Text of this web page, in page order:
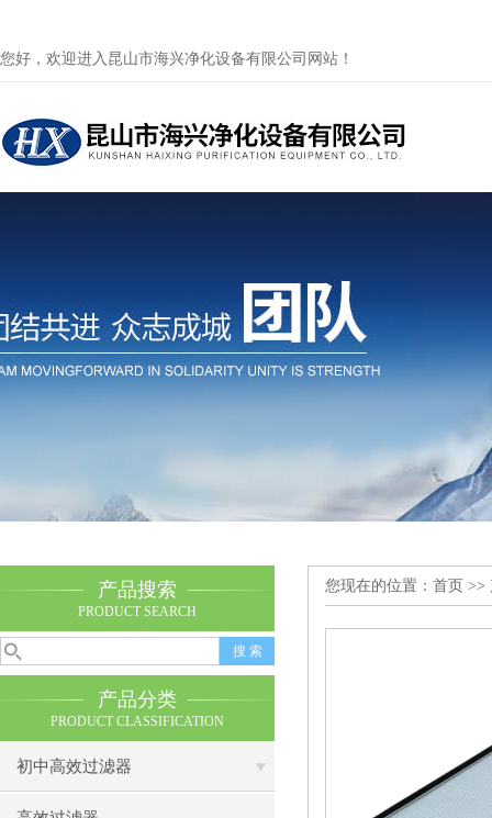
您好，欢迎进入昆山市海兴净化设备有限公司网站！
产品搜索
PRODUCT SEARCH
产品分类
PRODUCT CLASSIFICATION
初中高效过滤器
您现在的位置： 首页 >>